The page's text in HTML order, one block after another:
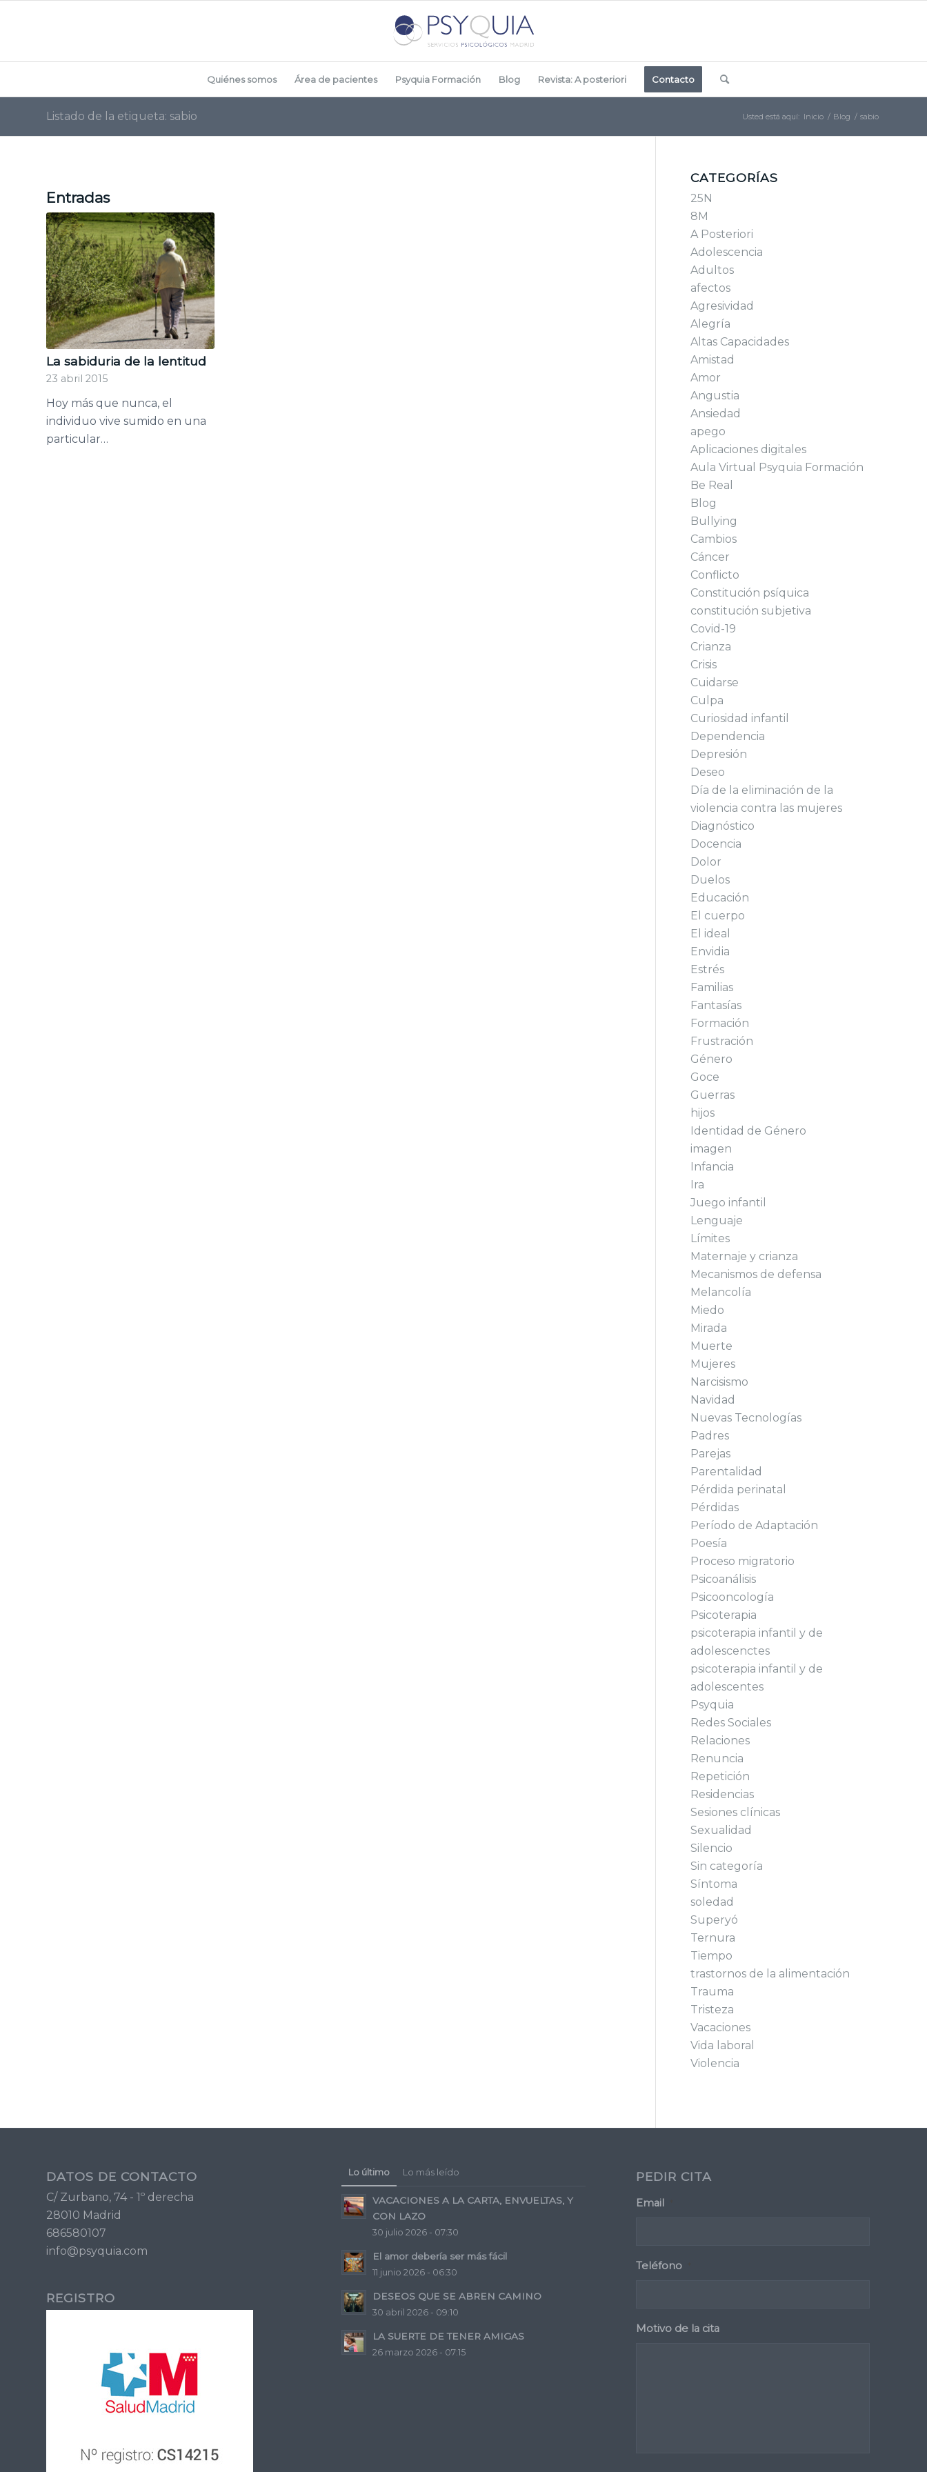
Quiénes somos Área de pacientes Psyquia Formación Blog Revista: A posteriori Contacto
Listado de la etiqueta: sabio Usted está aquí: Inicio / Blog / sabio
Entradas
La sabiduria de la lentitud
23 abril 2015
Hoy más que nunca, el
individuo vive sumido en una
particular…
CATEGORÍAS
25N
8M
A Posteriori
Adolescencia
Adultos
afectos
Agresividad
Alegría
Altas Capacidades
Amistad
Amor
Angustia
Ansiedad
apego
Aplicaciones digitales
Aula Virtual Psyquia Formación
Be Real
Blog
Bullying
Cambios
Cáncer
Conflicto
Constitución psíquica
constitución subjetiva
Covid-19
Crianza
Crisis
Cuidarse
Culpa
Curiosidad infantil
Dependencia
Depresión
Deseo
Día de la eliminación de la
violencia contra las mujeres
Diagnóstico
Docencia
Dolor
Duelos
Educación
El cuerpo
El ideal
Envidia
Estrés
Familias
Fantasías
Formación
Frustración
Género
Goce
Guerras
hijos
Identidad de Género
imagen
Infancia
Ira
Juego infantil
Lenguaje
Límites
Maternaje y crianza
Mecanismos de defensa
Melancolía
Miedo
Mirada
Muerte
Mujeres
Narcisismo
Navidad
Nuevas Tecnologías
Padres
Parejas
Parentalidad
Pérdida perinatal
Pérdidas
Período de Adaptación
Poesía
Proceso migratorio
Psicoanálisis
Psicooncología
Psicoterapia
psicoterapia infantil y de
adolescenctes
psicoterapia infantil y de
adolescentes
Psyquia
Redes Sociales
Relaciones
Renuncia
Repetición
Residencias
Sesiones clínicas
Sexualidad
Silencio
Sin categoría
Síntoma
soledad
Superyó
Ternura
Tiempo
trastornos de la alimentación
Trauma
Tristeza
Vacaciones
Vida laboral
Violencia
DATOS DE CONTACTO
C/ Zurbano, 74 - 1º derecha
28010 Madrid
686580107
info@psyquia.com
REGISTRO
Lo último Lo más leído
VACACIONES A LA CARTA, ENVUELTAS, Y
CON LAZO
30 julio 2026 - 07:30
El amor debería ser más fácil
11 junio 2026 - 06:30
DESEOS QUE SE ABREN CAMINO
30 abril 2026 - 09:10
LA SUERTE DE TENER AMIGAS
26 marzo 2026 - 07:15
PEDIR CITA
Email
Teléfono
Motivo de la cita